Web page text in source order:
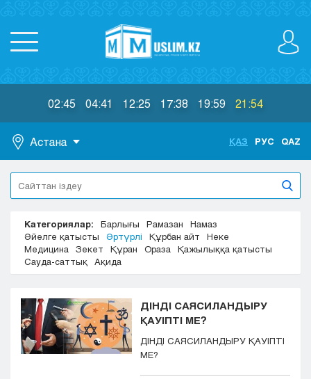
02:45 04:41 12:25 17:38 19:59 21:54
Астана
Астана
Алматы
Актобе
Атырау
Жезказган
Караганда
Костанай
Кызылорда
Павлодар
ҚАЗ РУС QAZ
Категориялар: Барлығы Рамазан
Намаз
Әйелге қатысты
Әртүрлі Құрбан айт
Неке
Медицина
Зекет Құран Ораза
Қажылыққа қатысты
Сауда-саттық
Ақида
ДІНДІ САЯСИЛАНДЫРУ
ҚАУІПТІ МЕ?
ДІНДІ САЯСИЛАНДЫРУ ҚАУІПТІ
МЕ?